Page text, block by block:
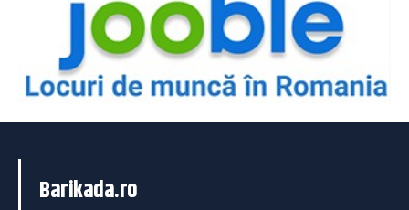
Barikada.ro